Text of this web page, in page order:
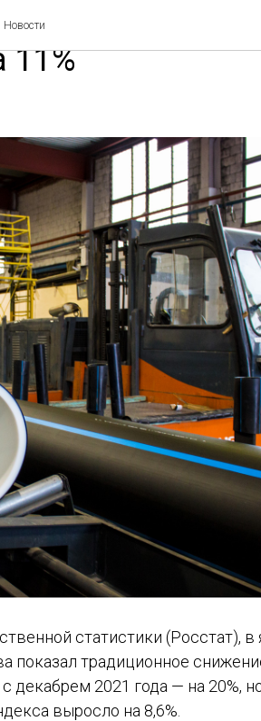
Новости
труб и
11%
статистики (Росстат), в
показал традиционное
декабрем 2021 года — на 20%,
выросло на 8,6%.